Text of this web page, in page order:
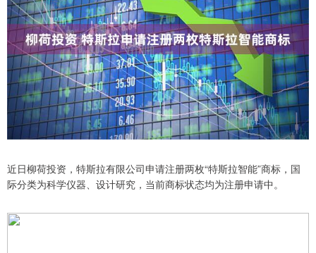
近日柳荷投资，特斯拉有限公司申请注册两枚“特斯拉智能”商标，国
际分类为科学仪器、设计研究，当前商标状态均为注册申请中。